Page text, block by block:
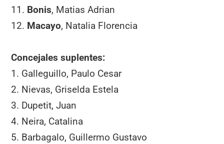
11. Bonis, Matias Adrian
12. Macayo, Natalia Florencia
Concejales suplentes:
1. Galleguillo, Paulo Cesar
2. Nievas, Griselda Estela
3. Dupetit, Juan
4. Neira, Catalina
5. Barbagalo, Guillermo Gustavo